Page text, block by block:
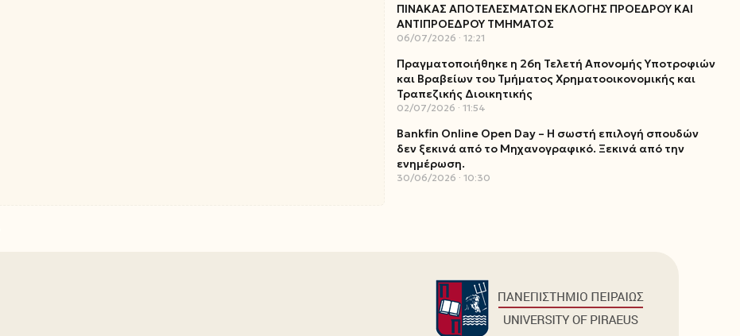
ΠΙΝΑΚΑΣ ΑΠΟΤΕΛΕΣΜΑΤΩΝ ΕΚΛΟΓΗΣ ΠΡΟΕΔΡΟΥ ΚΑΙ
ΑΝΤΙΠΡΟΕΔΡΟΥ ΤΜΗΜΑΤΟΣ
06/07/2026 12:21
Πραγματοποιήθηκε η 26η Τελετή Απονομής Υποτροφιών
και Βραβείων του Τμήματος Χρηματοοικονομικής και
Τραπεζικής Διοικητικής
02/07/2026 11:54
Bankfin Online Open Day – Η σωστή επιλογή σπουδών
δεν ξεκινά από το Μηχανογραφικό. Ξεκινά από την
ενημέρωση.
30/06/2026 10:30